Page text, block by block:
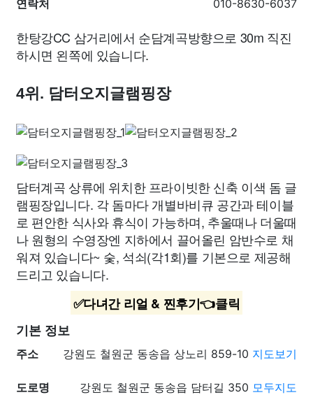
연락처 010-8630-6037
한탕강CC 삼거리에서 순담계곡방향으로 30m 직진
하시면 왼쪽에 있습니다.
4위. 담터오지글램핑장
담터계곡 상류에 위치한 프라이빗한 신축 이색 돔 글
램핑장입니다. 각 돔마다 개별바비큐 공간과 테이블
로 편안한 식사와 휴식이 가능하며, 추울때나 더울때
나 원형의 수영장엔 지하에서 끌어올린 암반수로 채
워져 있습니다~ 숯, 석쇠(각1회)를 기본으로 제공해
드리고 있습니다.
✅다녀간 리얼 & 찐후기👈클릭
기본 정보
주소
강원도 철원군 동송읍 상노리 859-10 지도보기
도로명 강원도 철원군 동송읍 담터길 350 모두지도